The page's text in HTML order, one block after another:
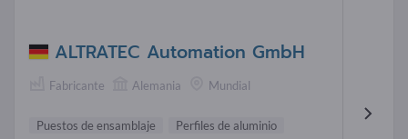
ALTRATEC Automation GmbH
Fabricante Alemania Mundial
Puestos de ensamblaje
Perfiles de aluminio